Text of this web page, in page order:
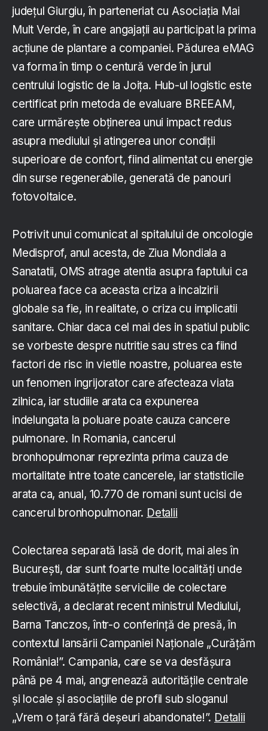
județul Giurgiu, în parteneriat cu Asociația Mai
Mult Verde, în care angajații au participat la prima
acțiune de plantare a companiei. Pădurea eMAG
va forma în timp o centură verde în jurul
centrului logistic de la Joița. Hub-ul logistic este
certificat prin metoda de evaluare BREEAM,
care urmărește obținerea unui impact redus
asupra mediului și atingerea unor condiții
superioare de confort, fiind alimentat cu energie
din surse regenerabile, generată de panouri
fotovoltaice.
Potrivit unui comunicat al spitalului de oncologie
Medisprof, anul acesta, de Ziua Mondiala a
Sanatatii, OMS atrage atentia asupra faptului ca
poluarea face ca aceasta criza a incalzirii
globale sa fie, in realitate, o criza cu implicatii
sanitare. Chiar daca cel mai des in spatiul public
se vorbeste despre nutritie sau stres ca fiind
factori de risc in vietile noastre, poluarea este
un fenomen ingrijorator care afecteaza viata
zilnica, iar studiile arata ca expunerea
indelungata la poluare poate cauza cancere
pulmonare. In Romania, cancerul
bronhopulmonar reprezinta prima cauza de
mortalitate intre toate cancerele, iar statisticile
arata ca, anual, 10.770 de romani sunt ucisi de
cancerul bronhopulmonar. Detalii
Colectarea separată lasă de dorit, mai ales în
Bucureşti, dar sunt foarte multe localităţi unde
trebuie îmbunătăţite serviciile de colectare
selectivă, a declarat recent ministrul Mediului,
Barna Tanczos, într-o conferinţă de presă, în
contextul lansării Campaniei Naţionale „Curăţăm
România!”. Campania, care se va desfășura
până pe 4 mai, angrenează autorităţile centrale
şi locale şi asociaţiile de profil sub sloganul
„Vrem o ţară fără deşeuri abandonate!”. Detalii